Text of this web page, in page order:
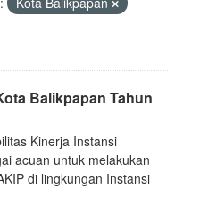
Balikpapan Tahun
Kinerja Instansi
acuan untuk melakukan
di lingkungan Instansi